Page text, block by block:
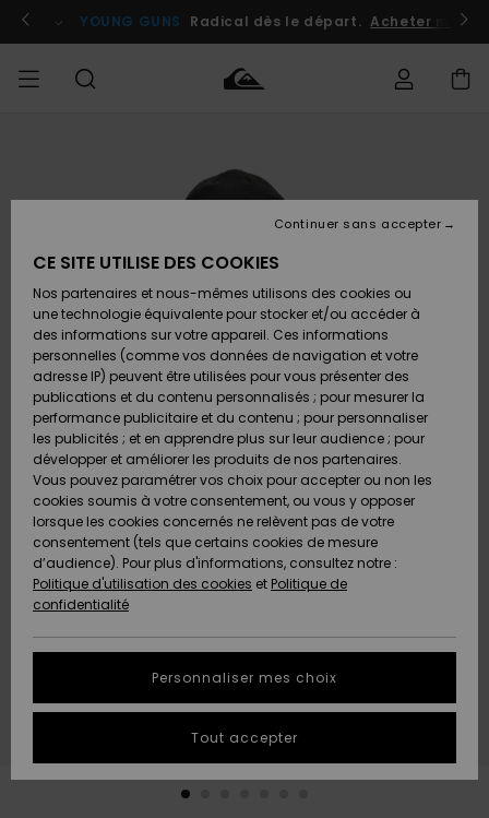
l'information
le
Se connecter / s'inscrire
YOUNG GUNS Radical dès le départ. Acheter
Chaussures
& Tongs
Surf
Snow
Nouveautés
A
Découvrir
Chaussures
& Tongs
Surf
Snow
Nouveautés
A
Découvrir
FEMME
A
Découvrir
Snow
SURF
Homme
Surf
Shop
Enfant
Highlights
Communauté
SNOW
Homme
Snow
Shop
Enfant
Snow
Shop
Femme
A
Découvrir
Communauté
OUTLET
Homme
Enfant
Outlet
Femme
AIDE &
CONTACT
commande
Retours
Paiement
Carte
Cadeau
Quiksilver
Freedom
Protection
des
tailles
conversation
MAGASINS
QUIKSILVER
CE SITE UTILISE DES COOKIES
Nos partenaires et nous-mêmes utilisons des cookies ou
une technologie équivalente pour stocker et/ou accéder à
des informations sur votre appareil. Ces informations
personnelles (comme vos données de navigation et votre
adresse IP) peuvent être utilisées pour vous présenter des
publications et du contenu personnalisés ; pour mesurer la
performance publicitaire et du contenu ; pour personnaliser
les publicités ; et en apprendre plus sur leur audience ; pour
développer et améliorer les produits de nos partenaires.
Vous pouvez paramétrer vos choix pour accepter ou non les
cookies soumis à votre consentement, ou vous y opposer
lorsque les cookies concernés ne relèvent pas de votre
consentement (tels que certains cookies de mesure
d’audience). Pour plus d'informations, consultez notre :
Politique d'utilisation des cookies et Politique de
confidentialité
Personnaliser mes choix
Continuer sans accepter
Tout accepter